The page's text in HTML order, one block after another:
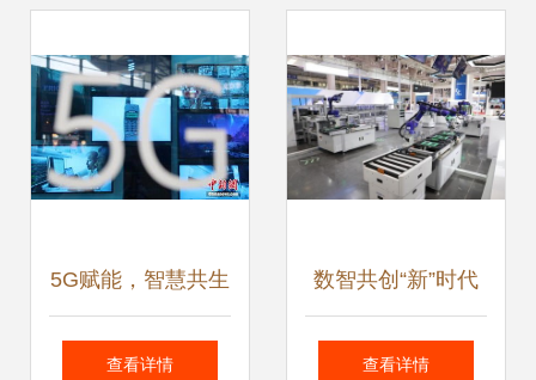
批工业控制领域专
项支撑单位
5G赋能，智慧共生
北京打造全国首个
查看详情
数智共创“新”时代
新松机器人亮相北
查看详情